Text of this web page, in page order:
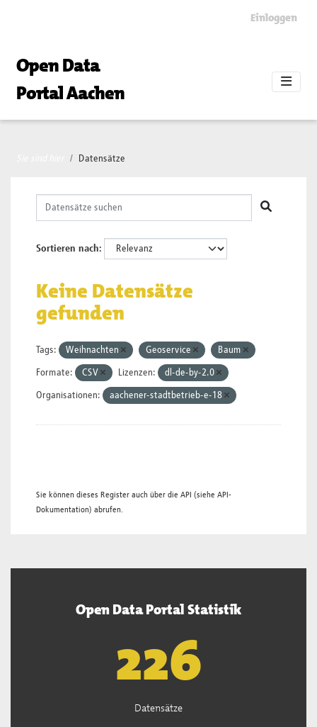
Einloggen
Open Data
Portal Aachen
Datensätze
Sortieren nach
Keine Datensätze
gefunden
Tags: Weihnachten Geoservice Baum
Formate: CSV Lizenzen: dl-de-by-2.0
Organisationen: aachener-stadtbetrieb-e-18
Sie können dieses Register auch über die API (siehe API-
Dokumentation) abrufen.
Open Data Portal Statistik
226
Datensätze